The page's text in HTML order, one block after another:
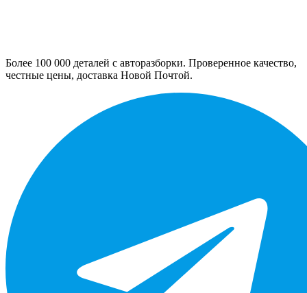
Более 100 000 деталей с авторазборки. Проверенное качество,
честные цены, доставка Новой Почтой.